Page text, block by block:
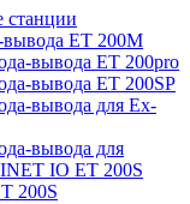
вывода ET 200M
вывода ET 200pro
вывода ET 200SP
вывода для Ex-
вывода для
IO ET 200S
200S